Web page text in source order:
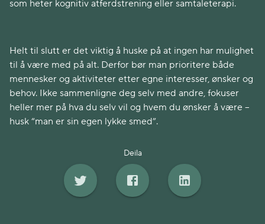
som heter kognitiv atferdstrening eller samtaleterapi.
Helt til slutt er det viktig å huske på at ingen har mulighet
til å være med på alt. Derfor bør man prioritere både
mennesker og aktiviteter etter egne interesser, ønsker og
behov. Ikke sammenligne deg selv med andre, fokuser
heller mer på hva du selv vil og hvem du ønsker å være –
husk “man er sin egen lykke smed”.
Deila